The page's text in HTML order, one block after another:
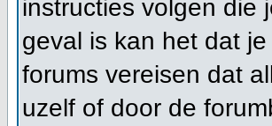
instructies volgen die
geval is kan het dat
forums vereisen dat
uzelf of door de